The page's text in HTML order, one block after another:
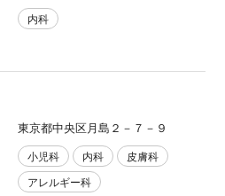
内科
東京都中央区月島２－７－９
小児科 内科
皮膚科
アレルギー科